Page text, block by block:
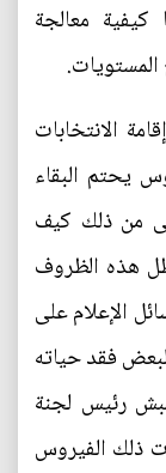
كيفية معالجة
الانتخابات
يحتم البقاء
من ذلك كيف
هذه الظروف
الإعلام على
فقد حياته
رئيس لجنة
ذلك الفيروس